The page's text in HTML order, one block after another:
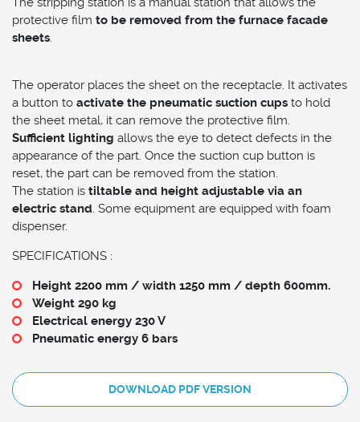
protective film to be removed from the furnace facade
sheets.
The operator places the sheet on the receptacle. It activates
a button to activate the pneumatic suction cups to hold
the sheet metal, it can remove the protective film.
Sufficient lighting allows the eye to detect defects in the
appearance of the part. Once the suction cup button is
reset, the part can be removed from the station.
The station is tiltable and height adjustable via an
electric stand. Some equipment are equipped with foam
dispenser.
SPECIFICATIONS :
Height 2200 mm / width 1250 mm / depth 600mm.
Weight 290 kg
Electrical energy 230 V
Pneumatic energy 6 bars
DOWNLOAD PDF VERSION